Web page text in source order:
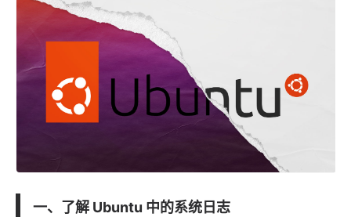
一、了解 Ubuntu 中的系统日志